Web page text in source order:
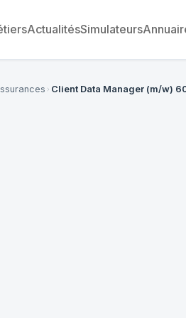
ActualitésSimulateurs
Client Data Manager (m/w)